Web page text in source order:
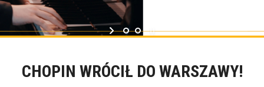
CHOPIN WRÓCIŁ DO WARSZAWY!